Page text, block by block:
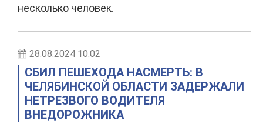
несколько человек.
28.08.2024 10:02
СБИЛ ПЕШЕХОДА НАСМЕРТЬ: В
ЧЕЛЯБИНСКОЙ ОБЛАСТИ ЗАДЕРЖАЛИ
НЕТРЕЗВОГО ВОДИТЕЛЯ
ВНЕДОРОЖНИКА